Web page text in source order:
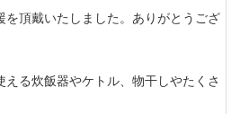
を頂戴いたしました。ありがとうござ
る炊飯器やケトル、物干しやたくさ